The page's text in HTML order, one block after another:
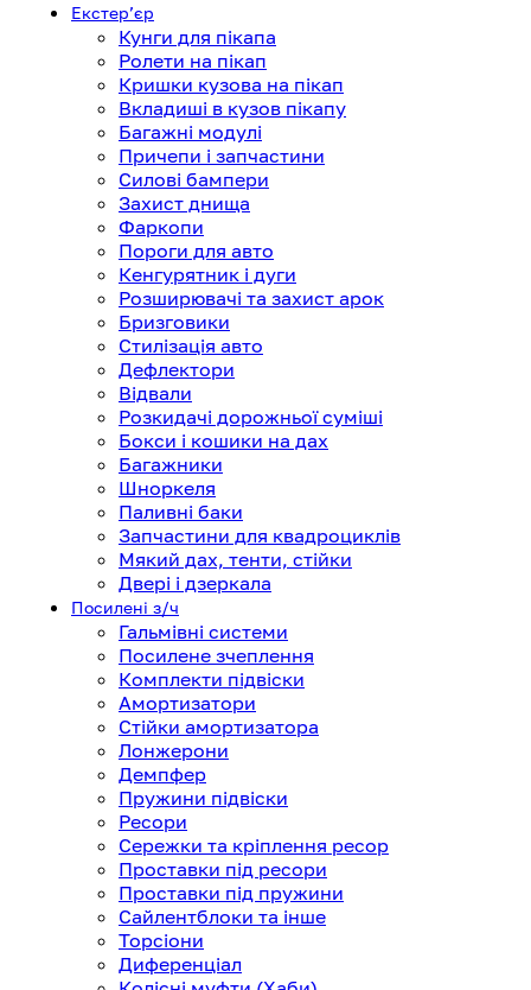
Екстерʼєр
Кунги для пікапа
Ролети на пікап
Кришки кузова на пікап
Вкладиші в кузов пікапу
Багажні модулі
Причепи і запчастини
Силові бампери
Захист днища
Фаркопи
Пороги для авто
Кенгурятник і дуги
Розширювачі та захист арок
Бризговики
Стилізація авто
Дефлектори
Відвали
Розкидачі дорожньої суміші
Бокси і кошики на дах
Багажники
Шноркеля
Паливні баки
Запчастини для квадроциклів
Мякий дах, тенти, стійки
Двері і дзеркала
Посилені з/ч
Гальмівні системи
Посилене зчеплення
Комплекти підвіски
Амортизатори
Стійки амортизатора
Лонжерони
Демпфер
Пружини підвіски
Ресори
Сережки та кріплення ресор
Проставки під ресори
Проставки під пружини
Сайлентблоки та інше
Торсіони
Диференціал